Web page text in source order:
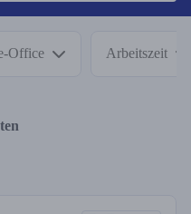
Office Arbeitszeit